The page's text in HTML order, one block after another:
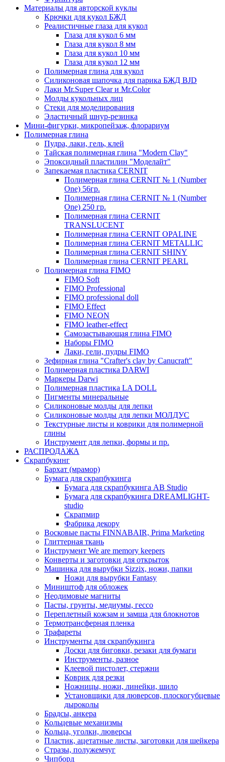
Материалы для авторской куклы
Крючки для кукол БЖД
Реалистичные глаза для кукол
Глаза для кукол 6 мм
Глаза для кукол 8 мм
Глаза для кукол 10 мм
Глаза для кукол 12 мм
Полимерная глина для кукол
Силиконовая шапочка для парика БЖД BJD
Лаки Mr.Super Clear и Mr.Color
Молды кукольных лиц
Стеки для моделирования
Эластичный шнур-резинка
Мини-фигурки, микропейзаж, флорариум
Полимерная глина
Пудра, лаки, гель, клей
Тайская полимерная глина "Modern Clay"
Эпоксидный пластилин "Моделайт"
Запекаемая пластика CERNIT
Полимерная глина CERNIT № 1 (Number
One) 56гр.
Полимерная глина CERNIT № 1 (Number
One) 250 гр.
Полимерная глина CERNIT
TRANSLUCENT
Полимерная глина CERNIT OPALINE
Полимерная глина CERNIT METALLIC
Полимерная глина CERNIT SHINY
Полимерная глина CERNIT PEARL
Полимерная глина FIMO
FIMO Soft
FIMO Professional
FIMO professional doll
FIMO Effect
FIMO NEON
FIMO leather-effect
Самозастывающая глина FIMO
Наборы FIMO
Лаки, гели, пудры FIMO
Зефирная глина "Crafter's clay by Canucraft"
Полимерная пластика DARWI
Маркеры Darwi
Полимерная пластика LA DOLL
Пигменты минеральные
Силиконовые молды для лепки
Силиконовые молды для лепки МОЛДУС
Текстурные листы и коврики для полимерной
глины
Инструмент для лепки, формы и пр.
РАСПРОДАЖА
Скрапбукинг
Бархат (мрамор)
Бумага для скрапбукинга
Бумага для скрапбукинга AB Studio
Бумага для скрапбукинга DREAMLIGHT-
studio
Скрапмир
Фабрика декору
Восковые пасты FINNABAIR, Prima Marketing
Глиттерная ткань
Инструмент We are memory keepers
Конверты и заготовки для открыток
Машинка для вырубки Sizzix, ножи, папки
Ножи для вырубки Fantasy
Миништоф для обложек
Неодимовые магниты
Пасты, грунты, медиумы, гессо
Переплетный кожзам и замша для блокнотов
Термотрансферная пленка
Трафареты
Инструменты для скрапбукинга
Доски для биговки, резаки для бумаги
Инструменты, разное
Клеевой пистолет, стержни
Коврик для резки
Ножницы, ножи, линейки, шило
Установщики для люверсов, плоскогубцевые
дыроколы
Брадсы, анкера
Кольцевые механизмы
Кольца, уголки, люверсы
Пластик, ацетатные листы, заготовки для шейкера
Стразы, полужемчуг
Чипборд